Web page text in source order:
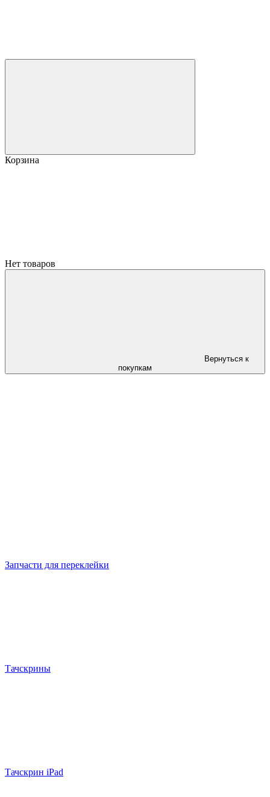
Корзина
Нет товаров
Вернуться к
покупкам
Запчасти для переклейки
Тачскрины
Тачскрин iPad